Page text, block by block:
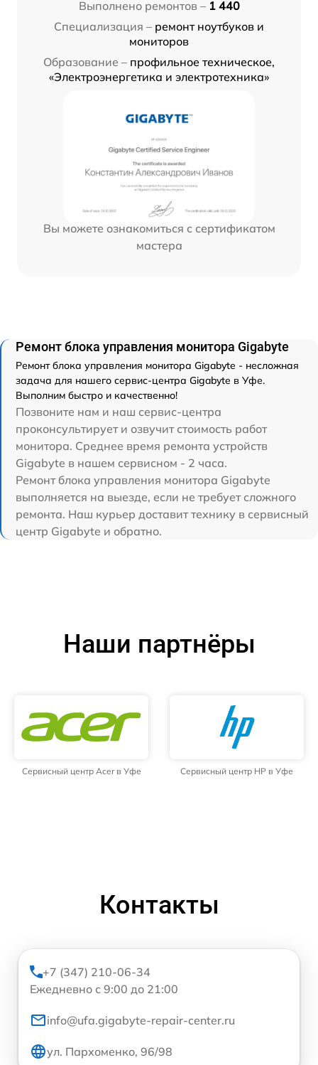
Выполнено ремонтов – 1 440
Специализация – ремонт ноутбуков и
мониторов
Образование – профильное техническое,
«Электроэнергетика и электротехника»
Вы можете ознакомиться с сертификатом
мастера
Ремонт блока управления монитора Gigabyte
Ремонт блока управления монитора Gigabyte - несложная
задача для нашего сервис-центра Gigabyte в Уфе.
Выполним быстро и качественно!
Позвоните нам и наш сервис-центра
проконсультирует и озвучит стоимость работ
монитора. Среднее время ремонта устройств
Gigabyte в нашем сервисном - 2 часа.
Ремонт блока управления монитора Gigabyte
выполняется на выезде, если не требует сложного
ремонта. Наш курьер доставит технику в сервисный
центр Gigabyte и обратно.
Наши партнёры
Сервисный центр Acer в Уфе Сервисный центр HP в Уфе
Контакты
+7 (347) 210-06-34
Ежедневно с 9:00 до 21:00
info@ufa.gigabyte-repair-center.ru
ул. Пархоменко, 96/98